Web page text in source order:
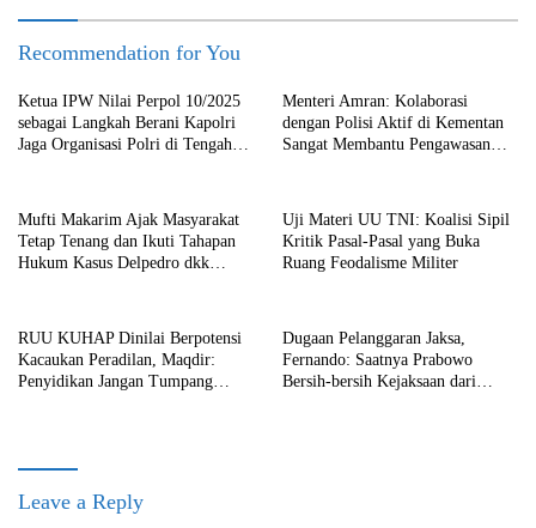
Recommendation for You
Ketua IPW Nilai Perpol 10/2025
sebagai Langkah Berani Kapolri
Jaga Organisasi Polri di Tengah
Menteri Amran: Kolaborasi
dengan Polisi Aktif di Kementan
Sangat Membantu Pengawasan
Mufti Makarim Ajak Masyarakat
Tetap Tenang dan Ikuti Tahapan
Hukum Kasus Delpedro dkk
Uji Materi UU TNI: Koalisi Sipil
Kritik Pasal-Pasal yang Buka
Ruang Feodalisme Militer
RUU KUHAP Dinilai Berpotensi
Kacaukan Peradilan, Maqdir:
Penyidikan Jangan Tumpang
Dugaan Pelanggaran Jaksa,
Fernando: Saatnya Prabowo
Bersih-bersih Kejaksaan dari
Leave a Reply